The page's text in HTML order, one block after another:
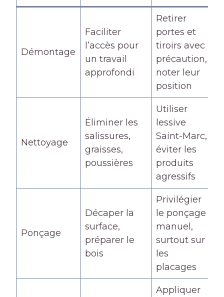
Démontage
Faciliter
l’accès pour
un travail
approfondi
Retirer
portes et
tiroirs avec
précaution,
noter leur
position
Nettoyage
Éliminer les
salissures,
graisses,
poussières
Utiliser
lessive
Saint-Marc,
éviter les
produits
agressifs
Ponçage
Décaper la
surface,
préparer le
bois
Privilégier
le ponçage
manuel,
surtout sur
les
placages
Appliquer